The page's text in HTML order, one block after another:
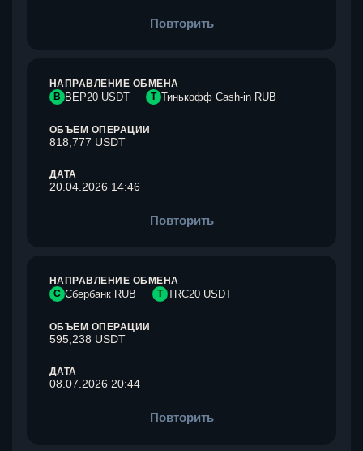
Повторить
НАПРАВЛЕНИЕ ОБМЕНА
B BEP20 USDT Т Тинькофф Cash-in RUB
ОБЪЕМ ОПЕРАЦИИ
818,777 USDT
ДАТА
20.04.2026 14:46
Повторить
НАПРАВЛЕНИЕ ОБМЕНА
С Сбербанк RUB T TRC20 USDT
ОБЪЕМ ОПЕРАЦИИ
595,238 USDT
ДАТА
08.07.2026 20:44
Повторить